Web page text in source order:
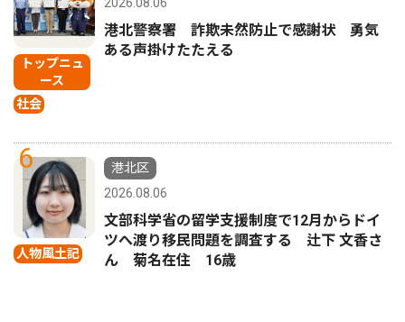
トップニュ
ース
社会
2026.08.06
港北警察署 詐欺未然防止で感謝状 勇気
ある声掛けたたえる
6
人物風土記
港北区
2026.08.06
文部科学省の留学支援制度で12月からドイ
ツへ渡り移民問題を調査する 辻下 文香さ
ん 菊名在住 16歳